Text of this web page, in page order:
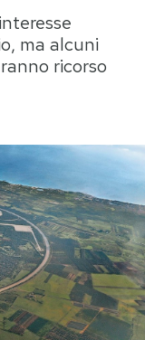
ma alcuni
ricorso